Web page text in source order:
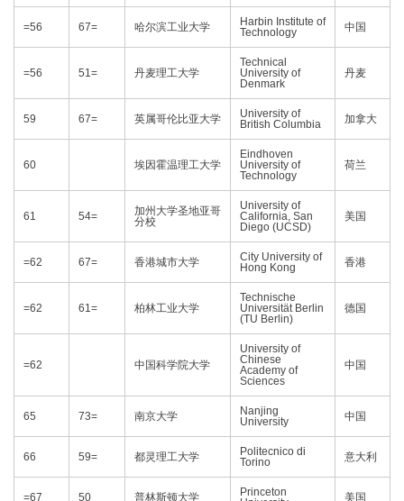
=56 67= 哈尔滨工业大学
Harbin Institute of
Technology
中国
=56 51= 丹麦理工大学
Technical
University of
Denmark
丹麦
59 67= 英属哥伦比亚大学
University of
British Columbia
加拿大
60 埃因霍温理工大学
Eindhoven
University of
Technology
荷兰
61 54=
加州大学圣地亚哥
分校
University of
California, San
Diego (UCSD)
美国
=62 67= 香港城市大学
City University of
Hong Kong
香港
=62 61= 柏林工业大学
Technische
Universität Berlin
(TU Berlin)
德国
=62 中国科学院大学
University of
Chinese
Academy of
Sciences
中国
65 73= 南京大学
Nanjing
University
中国
66 59= 都灵理工大学
Politecnico di
Torino
意大利
=67 50 普林斯顿大学
Princeton
美国